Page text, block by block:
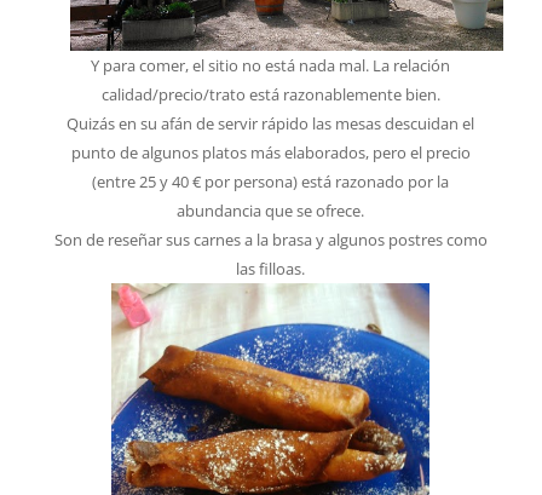
Y para comer, el sitio no está nada mal. La relación
calidad/precio/trato está razonablemente bien.
Quizás en su afán de servir rápido las mesas descuidan el
punto de algunos platos más elaborados, pero el precio
(entre 25 y 40 € por persona) está razonado por la
abundancia que se ofrece.
Son de reseñar sus carnes a la brasa y algunos postres como
las filloas.